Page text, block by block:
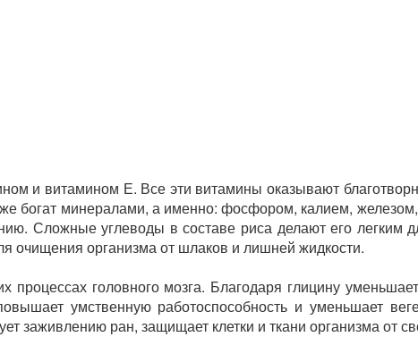
и витамином Е. Все эти витамины оказывают
богат минералами, а именно: фосфором, калием,
Сложные углеводы в составе риса делают его
очищения организма от шлаков и лишней жидкости.
процессах головного мозга. Благодаря глицину
умственную работоспособность и уменьшает
заживлению ран, защищает клетки и ткани организма от